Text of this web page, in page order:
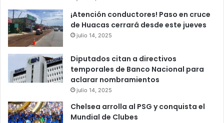
¡Atención conductores! Paso en cruce
de Huacas cerrará desde este jueves
julio 14, 2025
Diputados citan a directivos
temporales de Banco Nacional para
aclarar nombramientos
julio 14, 2025
Chelsea arrolla al PSG y conquista el
Mundial de Clubes